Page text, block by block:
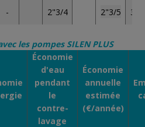
- 2"3/4 2"3/5 325
les pompes SILEN PLUS
Économie
d'eau
pendant
le
contre-
lavage
Économie
annuelle
estimée
(€/année)